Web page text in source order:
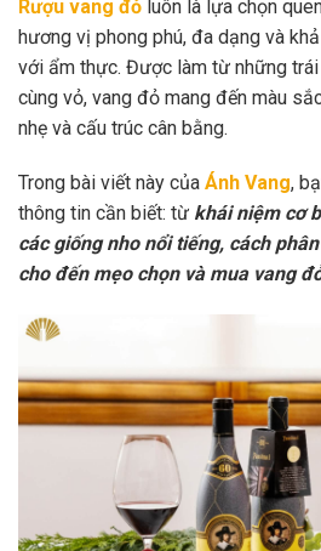
Rượu vang đỏ luôn là lựa chọn
hương vị phong phú, đa dạng và
với ẩm thực. Được làm từ những
cùng vỏ, vang đỏ mang đến màu
nhẹ và cấu trúc cân bằng.
Trong bài viết này của Ánh Vang,
thông tin cần biết: từ khái niệm cơ
các giống nho nổi tiếng, cách
cho đến mẹo chọn và mua vang